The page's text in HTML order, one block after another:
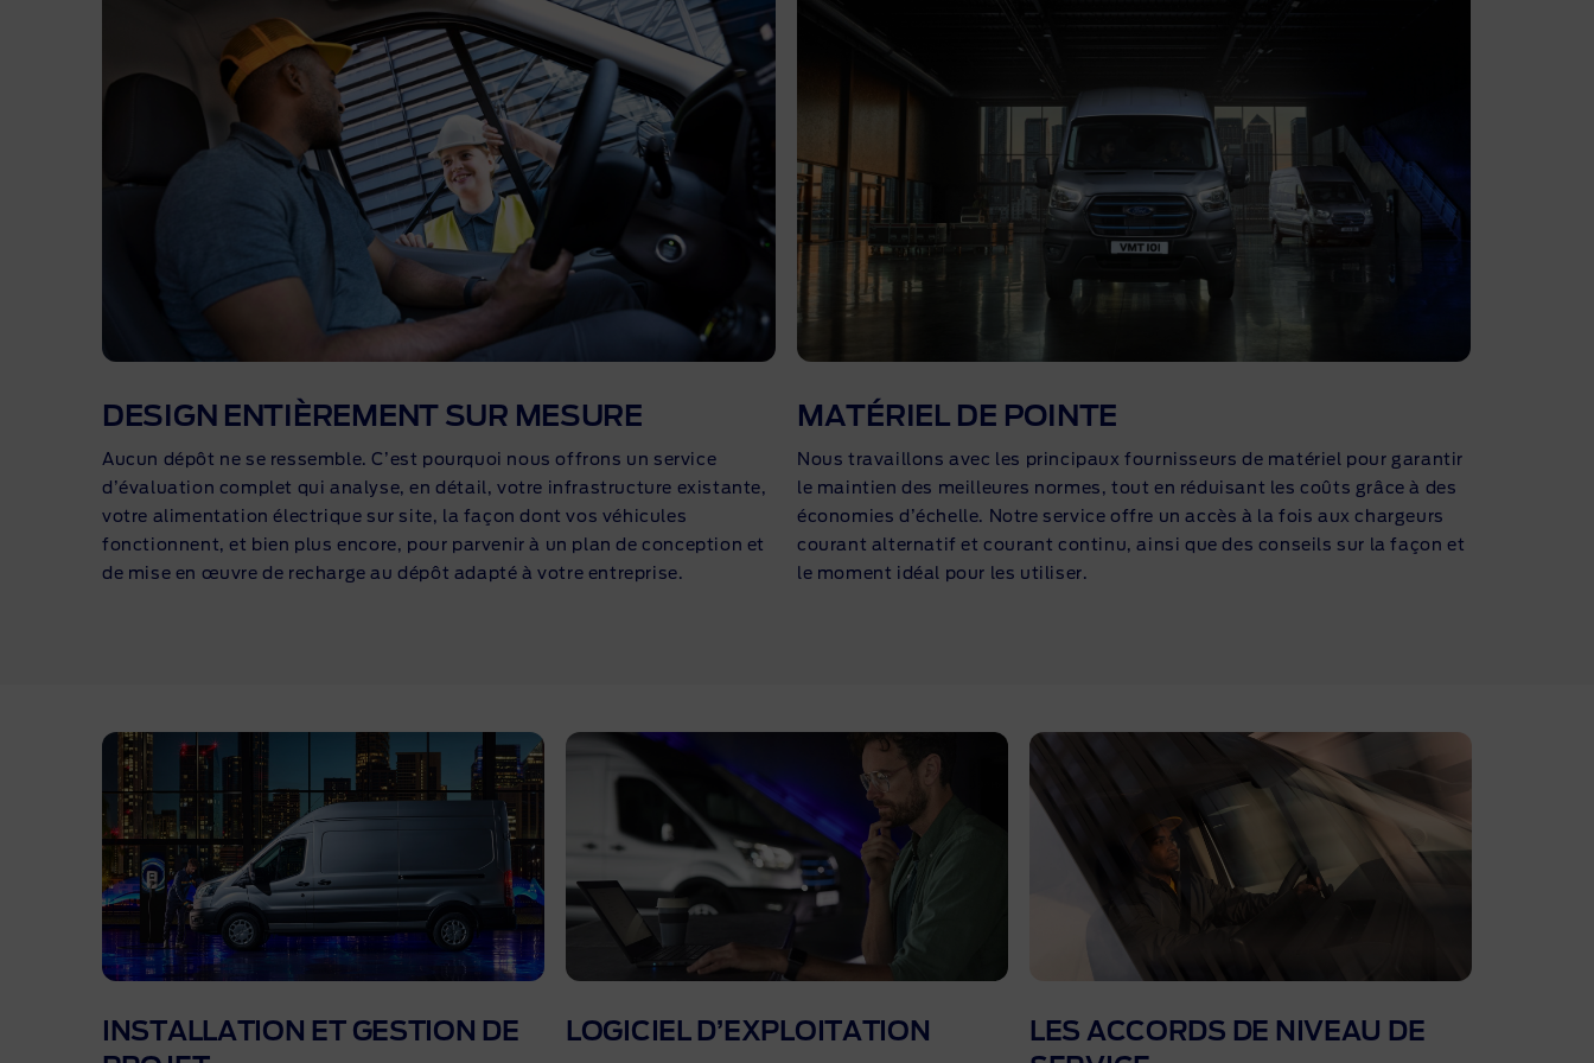
Financez votre Ford
Tenez-moi informé
Contactez-nous
Estimation véhicule actuel
Abonnements Ford
Ford Pro™
DESIGN ENTIÈREMENT SUR MESURE
Aucun dépôt ne se ressemble. C’est pourquoi nous offrons un service
d’évaluation complet qui analyse, en détail, votre infrastructure existante,
votre alimentation électrique sur site, la façon dont vos véhicules
fonctionnent, et bien plus encore, pour parvenir à un plan de conception et
de mise en œuvre de recharge au dépôt adapté à votre entreprise.
MATÉRIEL DE POINTE
Nous travaillons avec les principaux fournisseurs de matériel pour garantir
le maintien des meilleures normes, tout en réduisant les coûts grâce à des
économies d’échelle. Notre service offre un accès à la fois aux chargeurs
courant alternatif et courant continu, ainsi que des conseils sur la façon et
le moment idéal pour les utiliser.
INSTALLATION ET GESTION DE
LOGICIEL D’EXPLOITATION
LES ACCORDS DE NIVEAU DE